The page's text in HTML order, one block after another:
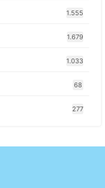
1.555
1.679
1.033
68
277